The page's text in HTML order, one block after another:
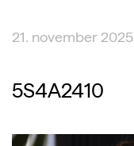
21. november 2025
5S4A2410